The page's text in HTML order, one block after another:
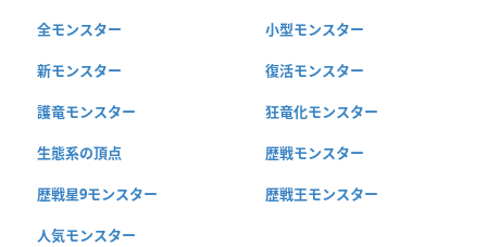
全モンスター 小型モンスター
新モンスター 復活モンスター
護竜モンスター 狂竜化モンスター
生態系の頂点 歴戦モンスター
歴戦星9モンスター 歴戦王モンスター
人気モンスター